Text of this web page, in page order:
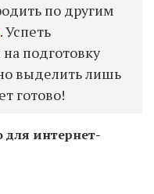
по другим
. Успеть
подготовку
выделить лишь
готово!
для интернет-